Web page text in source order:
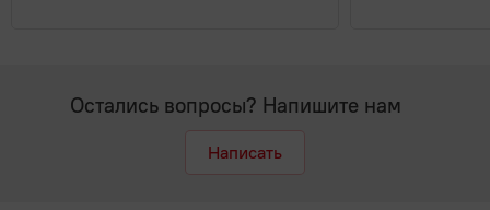
Остались вопросы? Напишите нам
Написать